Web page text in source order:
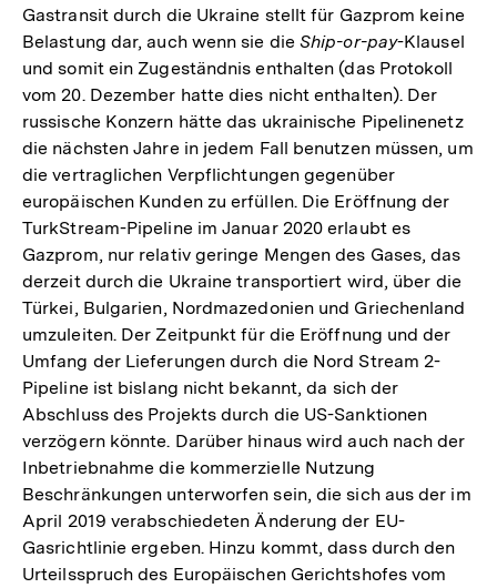
Gastransit durch die Ukraine stellt für Gazprom keine
Belastung dar, auch wenn sie die Ship-or-pay-Klausel
und somit ein Zugeständnis enthalten (das Protokoll
vom 20. Dezember hatte dies nicht enthalten). Der
russische Konzern hätte das ukrainische Pipelinenetz
die nächsten Jahre in jedem Fall benutzen müssen, um
die vertraglichen Verpflichtungen gegenüber
europäischen Kunden zu erfüllen. Die Eröffnung der
TurkStream-Pipeline im Januar 2020 erlaubt es
Gazprom, nur relativ geringe Mengen des Gases, das
derzeit durch die Ukraine transportiert wird, über die
Türkei, Bulgarien, Nordmazedonien und Griechenland
umzuleiten. Der Zeitpunkt für die Eröffnung und der
Umfang der Lieferungen durch die Nord Stream 2-
Pipeline ist bislang nicht bekannt, da sich der
Abschluss des Projekts durch die US-Sanktionen
verzögern könnte. Darüber hinaus wird auch nach der
Inbetriebnahme die kommerzielle Nutzung
Beschränkungen unterworfen sein, die sich aus der im
April 2019 verabschiedeten Änderung der EU-
Gasrichtlinie ergeben. Hinzu kommt, dass durch den
Urteilsspruch des Europäischen Gerichtshofes vom